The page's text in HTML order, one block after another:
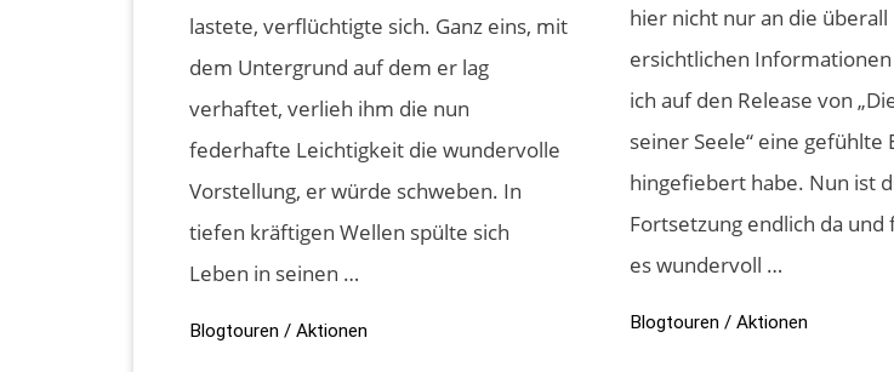
lastete, verflüchtigte sich. Ganz eins, mit
dem Untergrund auf dem er lag
verhaftet, verlieh ihm die nun
federhafte Leichtigkeit die wundervolle
Vorstellung, er würde schweben. In
tiefen kräftigen Wellen spülte sich
Leben in seinen …
Blogtouren / Aktionen
hier nicht nur an die überall
ersichtlichen
ich auf den Release von
seiner Seele“ eine gefühlte
hingefiebert habe. Nun ist
Fortsetzung endlich da
es wundervoll …
Blogtouren / Aktionen